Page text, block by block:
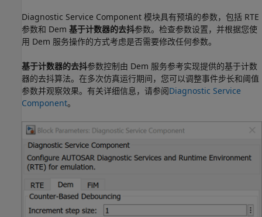
Diagnostic Service Component 模块具有预填的参数，包括 RTE
参数和 Dem 基于计数器的去抖参数。检查参数设置，并根据您使
用 Dem 服务操作的方式考虑是否需要修改任何参数。
基于计数器的去抖参数控制由 Dem 服务参考实现提供的基于计数
器的去抖算法。在多次仿真运行期间，您可以调整事件步长和阈值
参数并观察效果。有关详细信息，请参阅Diagnostic Service
Component。